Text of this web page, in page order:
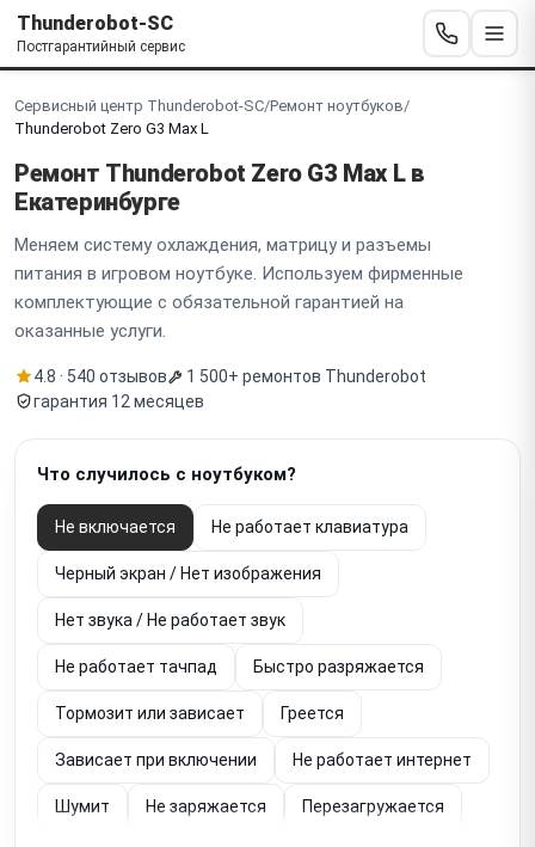
Thunderobot-SC
Постгарантийный сервис
Сервисный центр Thunderobot-SC/Ремонт ноутбуков/
Thunderobot Zero G3 Max L
Ремонт Thunderobot Zero G3 Max Lв
Екатеринбурге
Меняем систему охлаждения, матрицу и разъемы
питания в игровом ноутбуке. Используем фирменные
комплектующие с обязательной гарантией на
оказанные услуги.
4.8 · 540 отзывов
1 500+ ремонтов Thunderobot
гарантия 12 месяцев
Что случилось с ноутбуком?
Не включается Не работает клавиатура
Черный экран / Нет изображения
Нет звука / Не работает звук
Не работает тачпад Быстро разряжается
Тормозит или зависает Греется
Зависает при включении Не работает интернет
Шумит Не заряжается Перезагружается